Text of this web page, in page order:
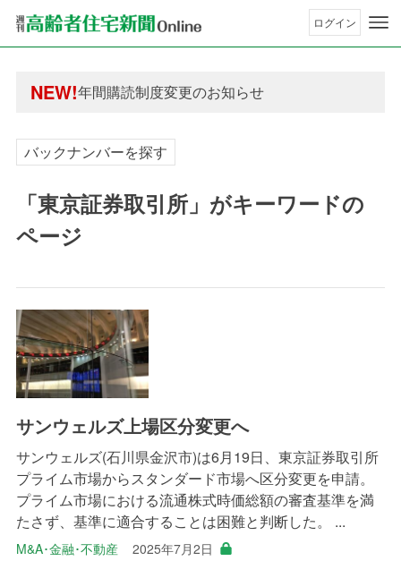
ログイン
NEW!
年間購読制度変更のお知らせ
年間購読制度変更のお知らせ
バックナンバーを探す
「東京証券取引所」がキーワードの
ページ
サンウェルズ上場区分変更へ
サンウェルズ(石川県金沢市)は6月19日、東京証券取引所
プライム市場からスタンダード市場へ区分変更を申請。
プライム市場における流通株式時価総額の審査基準を満
たさず、基準に適合することは困難と判断した。 ...
M&A･金融･不動産 2025年7月2日